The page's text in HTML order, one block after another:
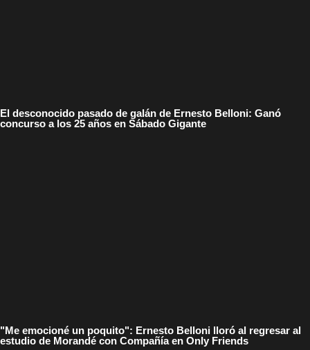
El desconocido pasado de galán de Ernesto Belloni: Ganó
concurso a los 25 años en Sábado Gigante
"Me emocioné un poquito": Ernesto Belloni lloró al regresar al
estudio de Morandé con Compañía en Only Friends